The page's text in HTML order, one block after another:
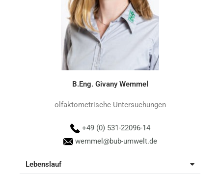
B.Eng. Givany Wemmel
olfaktometrische Untersuchungen
+49 (0) 531-22096-14
wemmel@bub-umwelt.de
Lebenslauf